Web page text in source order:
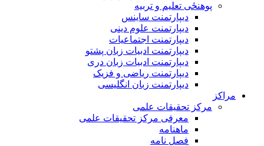
پوهنځی تعلیم و تربیه
دیپارتمنت ساینس
دیپارتمنت علوم دینی
دیپارتمنت اجتماعیات
دیپارتمنت ادبیات زبان پشتو
دیپارتمنت ادبیات زبان دری
دیپارتمنت ریاضی و فزیک
دیپارتمنت زبان انگلیسی
مراکز
مرکز تحقیقات علمی
معرفی مرکز تحقیقات علمی
ماهنامه
فصل نامه